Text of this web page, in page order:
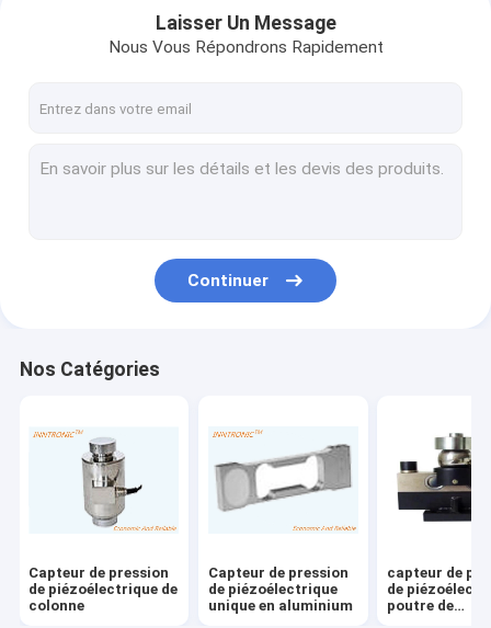
capteur de pression de piézoélectrique d'acier inoxydable
Cellule de charge de tension et de compression
échelle de convoyeur de rouleau
Équipement de chargement statique
Imprimante à jet d'encre de TIJ
Machine de remplissage
Laisser Un Message
Nous Vous Répondrons Rapidement
Continuer
Nos Catégories
Capteur de pression
de piézoélectrique de
colonne
Capteur de pression
de piézoélectrique
unique en aluminium
capteur de
de
poutre de